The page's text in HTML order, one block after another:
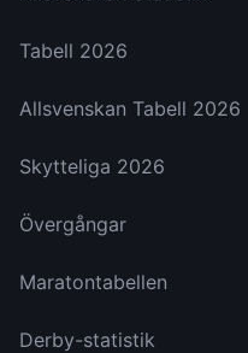
Tabell 2026
Allsvenskan Tabell 2026
Skytteliga 2026
Övergångar
Maratontabellen
Derby-statistik